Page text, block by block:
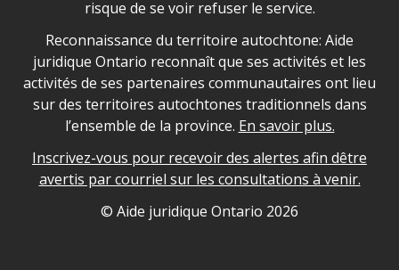
risque de se voir refuser le service.
Legal Aid Ontario land acknowledgement
Reconnaissance du territoire autochtone: Aide
juridique Ontario reconnaît que ses activités et les
activités de ses partenaires communautaires ont lieu
sur des territoires autochtones traditionnels dans
l’ensemble de la province. En savoir plus.
Inscrivez-vous pour recevoir des alertes afin dêtre
avertis par courriel sur les consultations à venir.
Legal Aid Ontario copyright information
© Aide juridique Ontario 2026